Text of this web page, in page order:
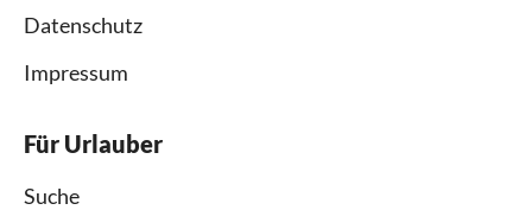
Datenschutz
Impressum
Für Urlauber
Suche